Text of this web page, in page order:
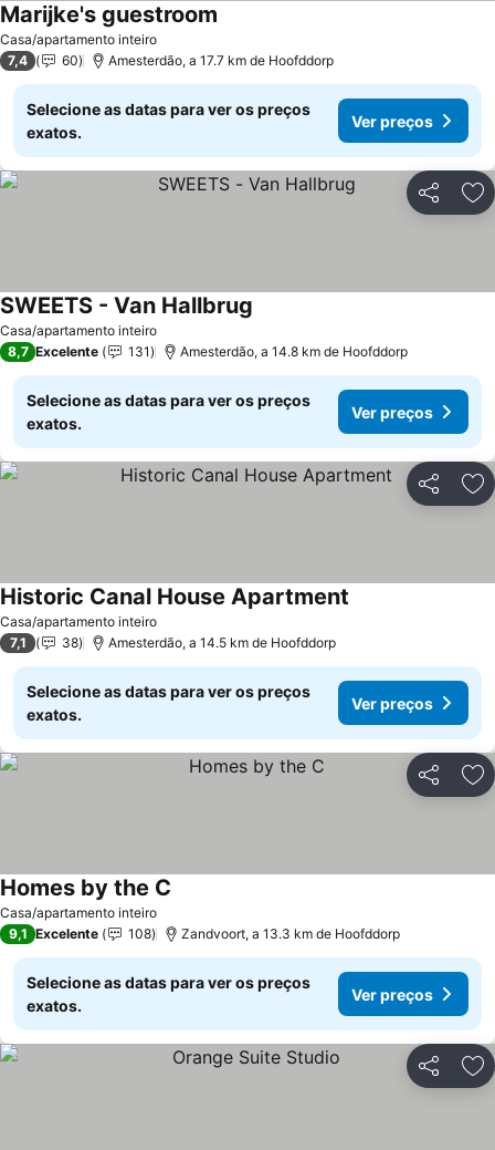
Casa/apartamento inteiro
Marijke's guestroom
7,4 60 Amesterdão, a 17.7 km de Hoofddorp
Selecione as datas para ver os preços
exatos.
Ver preços
Partilhar
Casa/apartamento inteiro
SWEETS - Van Hallbrug
8,7 Excelente 131 Amesterdão, a 14.8 km de Hoofddorp
Selecione as datas para ver os preços
exatos.
Ver preços
Partilhar
Casa/apartamento inteiro
Historic Canal House Apartment
7,1 38 Amesterdão, a 14.5 km de Hoofddorp
Selecione as datas para ver os preços
exatos.
Ver preços
Partilhar
Casa/apartamento inteiro
Homes by the C
9,1 Excelente 108 Zandvoort, a 13.3 km de Hoofddorp
Selecione as datas para ver os preços
exatos.
Ver preços
Partilhar